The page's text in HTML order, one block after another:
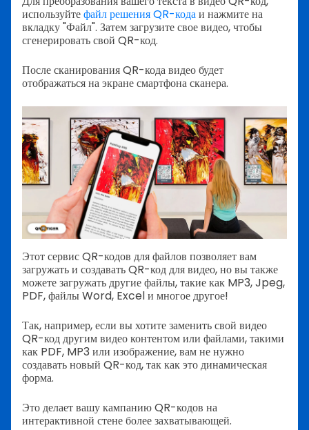
используйтефайл решения QR-кодаи нажмите на
вкладку "Файл". Затем загрузите свое видео, чтобы
сгенерировать свой QR-код.
После сканирования QR-кода видео будет
отображаться на экране смартфона сканера.
Этот сервис QR-кодов для файлов позволяет вам
загружать и создавать QR-код для видео, но вы также
можете загружать другие файлы, такие как MP3, Jpeg,
PDF, файлы Word, Excel и многое другое!
Так, например, если вы хотите заменить свой видео
QR-код другим видео контентом или файлами, такими
как PDF, MP3 или изображение, вам не нужно
создавать новый QR-код, так как это динамическая
форма.
Это делает вашу кампанию QR-кодов на
интерактивной стене более захватывающей.